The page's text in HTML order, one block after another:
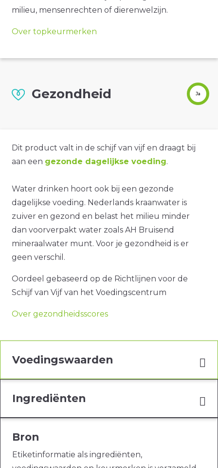
milieu, mensenrechten of dierenwelzijn.
Over topkeurmerken
Gezondheid Ja
Dit product valt in de schijf van vijf en draagt bij
aan een gezonde dagelijkse voeding.
Water drinken hoort ook bij een gezonde
dagelijkse voeding. Nederlands kraanwater is
zuiver en gezond en belast het milieu minder
dan voorverpakt water zoals AH Bruisend
mineraalwater munt. Voor je gezondheid is er
geen verschil.
Oordeel gebaseerd op de Richtlijnen voor de
Schijf van Vijf van het Voedingscentrum
Over gezondheidsscores
Voedingswaarden
Ingrediënten
Bron
Etiketinformatie als ingrediënten,